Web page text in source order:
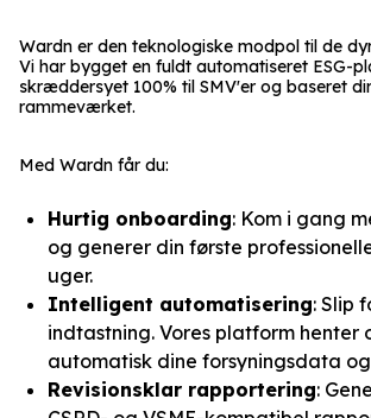
Wardn er den teknologiske modpol til de
Vi har bygget en fuldt automatiseret ESG-
skræddersyet 100% til SMV'er og baseret
rammeværket.
Med Wardn får du:
Hurtig onboarding: Kom i gang
og generer din første
uger.
Intelligent automatisering: Slip
indtastning. Vores platform henter
automatisk dine forsyningsdata
Revisionsklar rapportering: